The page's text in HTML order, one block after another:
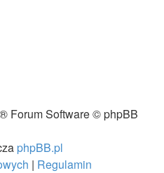
® Forum Software © phpBB
phpBB.pl
| Regulamin